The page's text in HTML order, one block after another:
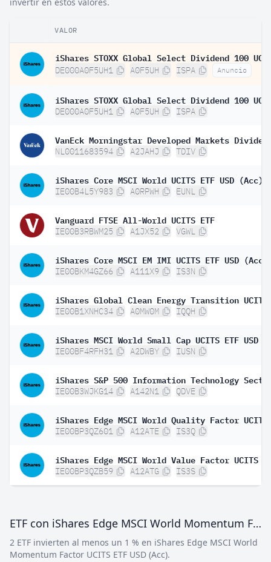
VALOR
DE000A0F5UH1 A0F5UH ISPA Anuncio
DE000A0F5UH1 A0F5UH ISPA
NL0011683594 A2JAHJ TDIV
iShares Core MSCI World UCITS ETF USD (Acc)
IE00B4L5Y983 A0RPWH EUNL
Vanguard FTSE All-World UCITS ETF
IE00B3RBWM25 A1JX52 VGWL
iShares Core MSCI EM IMI UCITS ETF USD (Acc)
IE00BKM4GZ66 A111X9 IS3N
IE00B1XNHC34 A0MW0M IQQH
iShares MSCI World Small Cap UCITS ETF USD
IE00BF4RFH31 A2DWBY IUSN
IE00B3WJKG14 A142N1 QDVE
IE00BP3QZ601 A12ATE IS3Q
IE00BP3QZB59 A12ATG IS3S
ETF con iShares Edge MSCI World Momentum Factor UCITS ETF USD (Acc)
2 ETF invierten al menos un 1 % en iShares Edge MSCI World
Momentum Factor UCITS ETF USD (Acc).